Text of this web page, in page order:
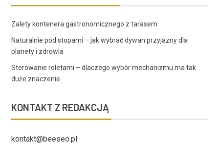
Zalety kontenera gastronomicznego z tarasem
Naturalnie pod stopami – jak wybrać dywan przyjazny dla
planety i zdrowia
Sterowanie roletami – dlaczego wybór mechanizmu ma tak
duże znaczenie
KONTAKT Z REDAKCJĄ
kontakt@beeseo.pl